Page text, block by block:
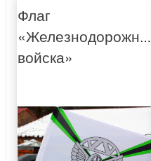
Флаг
войска»